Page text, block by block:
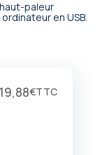
paleur
en USB.
€